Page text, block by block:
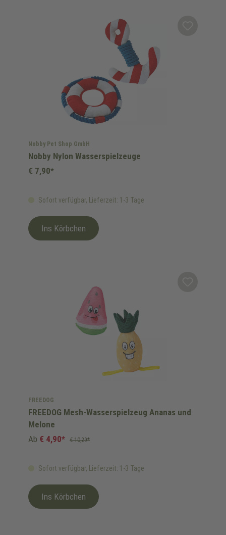
Nobby Pet Shop GmbH
Nobby Nylon Wasserspielzeuge
Sofort verfügbar, Lieferzeit: 1-3 Tage
€ 7,90*
Ins Körbchen
FREEDOG
FREEDOG Mesh-Wasserspielzeug Ananas und
Melone
Sofort verfügbar, Lieferzeit: 1-3 Tage
Ab € 4,90* € 10,29*
Ins Körbchen